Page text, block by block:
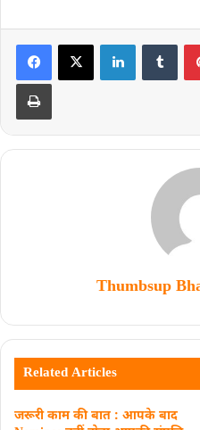
Thumbsup
Related Articles
जरूरी काम की बात : आपके बाद